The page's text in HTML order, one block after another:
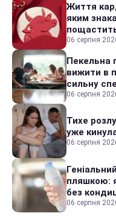
Життя
яким
06 серпня
Пекельна
вижити в
сильну
06 серпня
Тихе
уже
06 серпня
пляшкою:
без
06 серпня